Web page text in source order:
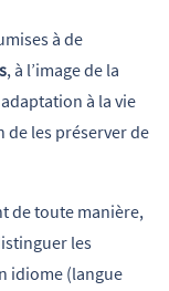
à de
, à l’image de la
à la vie
les préserver de
de toute manière,
les
idiome (langue